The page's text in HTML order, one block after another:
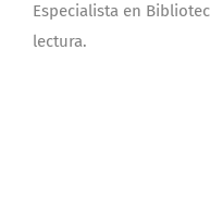
Especialista en
lectura.